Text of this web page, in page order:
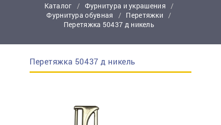
Каталог
Фурнитура и украшения
Фурнитура обувная
Перетяжки
Перетяжка 50437 д никель
Перетяжка 50437 д никель
Эл. почта:*
Контактный телефон:*